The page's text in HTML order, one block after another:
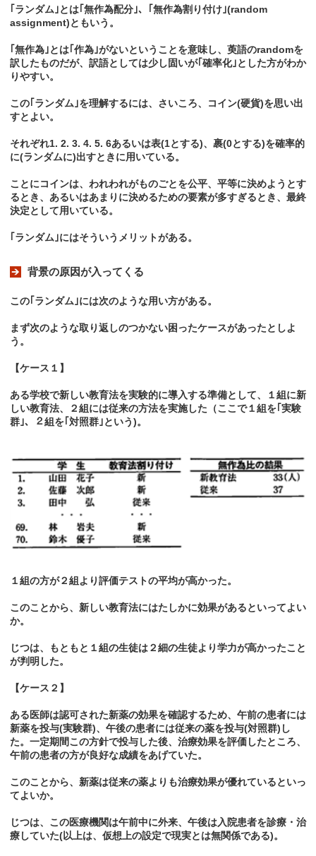
｢ランダム｣とは｢無作為配分｣、｢無作為割り付け｣(random
assignment)ともいう。
｢無作為｣とは｢作為｣がないということを意味し、萸語のrandomを
訳したものだが、訳語としては少し固いが｢確率化｣とした方がわか
りやすい。
この｢ランダム｣を理解するには、さいころ、コイン(硬貨)を思い出
すとよい。
それぞれ1. 2. 3. 4. 5. 6あるいは表(1とする)、裹(0とする)を確率的
に(ランダムに)出すときに用いている。
ことにコインは、われわれがものごとを公平、平等に決めようとす
るとき、あるいはあまりに決めるための要素が多すぎるとき、最終
決定として用いている。
｢ランダム｣にはそういうメリットがある。
背景の原因が入ってくる
この｢ランダム｣には次のような用い方がある。
まず次のような取り返しのつかない困ったケースがあったとしよ
う。
【ケース１】
ある学校で新しい教育法を実験的に導入する準備として、１組に新
しい教育法、２組には従来の方法を実施した（ここで１組を｢実験
群｣、２組を｢対照群｣という)。
１組の方が２組より評価テストの平均が高かった。
このことから、新しい教育法にはたしかに効果があるといってよい
か。
じつは、もともと１組の生徒は２細の生徒より学力が高かったこと
が判明した。
【ケース２】
ある医師は認可された新薬の効果を確認するため、午前の患者には
新薬を投与(実験群)、午後の患者には従来の薬を投与(対照群)し
た。一定期間この方針で投与した後、治療効果を評価したところ、
午前の患者の方が良好な成績をあげていた。
このことから、新薬は従来の薬よりも治療効果が優れているといっ
てよいか。
じつは、この医療機関は午前中に外来、午後は入院患者を診療・治
療していた(以上は、仮想上の設定で現実とは無関係である)。